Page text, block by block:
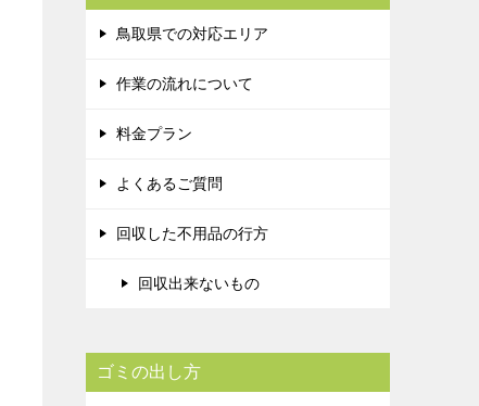
鳥取県での対応エリア
作業の流れについて
料金プラン
よくあるご質問
回収した不用品の行方
回収出来ないもの
ゴミの出し方